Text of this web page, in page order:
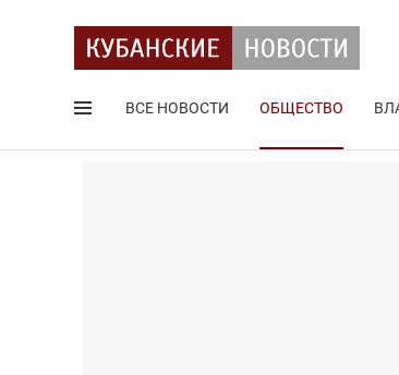
ВСЕ НОВОСТИ ОБЩЕСТВО